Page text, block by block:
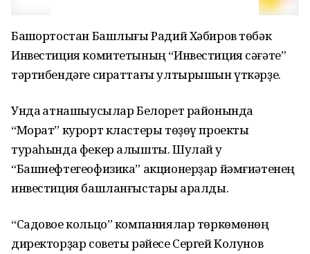
Башҡортостан Башлығы Радий Хәбиров төбәк
Инвестиция комитетының “Инвестиция сәғәте”
тәртибендәге сираттағы ултырышын үткәрҙе.
Унда ҡатнашыусылар Белорет районында
“Морат” курорт кластеры төҙөү проекты
тураһында фекер алышты. Шулай уҡ
“Башнефтегеофизика” акционерҙар йәмғиәтенең
инвестиция башланғыстары ҡаралды.
“Садовое кольцо” компаниялар төркөмөнөң
директорҙар советы рәйесе Сергей Колунов